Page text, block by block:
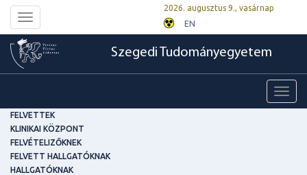
Toggle
navigation
2026. augusztus 9., vasárnap
EN
Szegedi Tudományegyetem
FELVETTEK
KLINIKAI KÖZPONT
FELVÉTELIZŐKNEK
FELVETT HALLGATÓKNAK
HALLGATÓKNAK